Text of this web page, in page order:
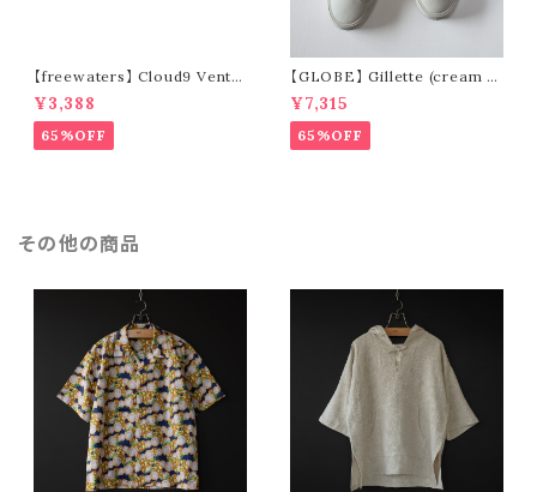
【freewaters】 Cloud9 Ventu
re - Lace Up (brown)
¥3,388
65%OFF
【GLOBE】 Gillette (cream /
pomegranate)
¥7,315
65%OFF
その他の商品